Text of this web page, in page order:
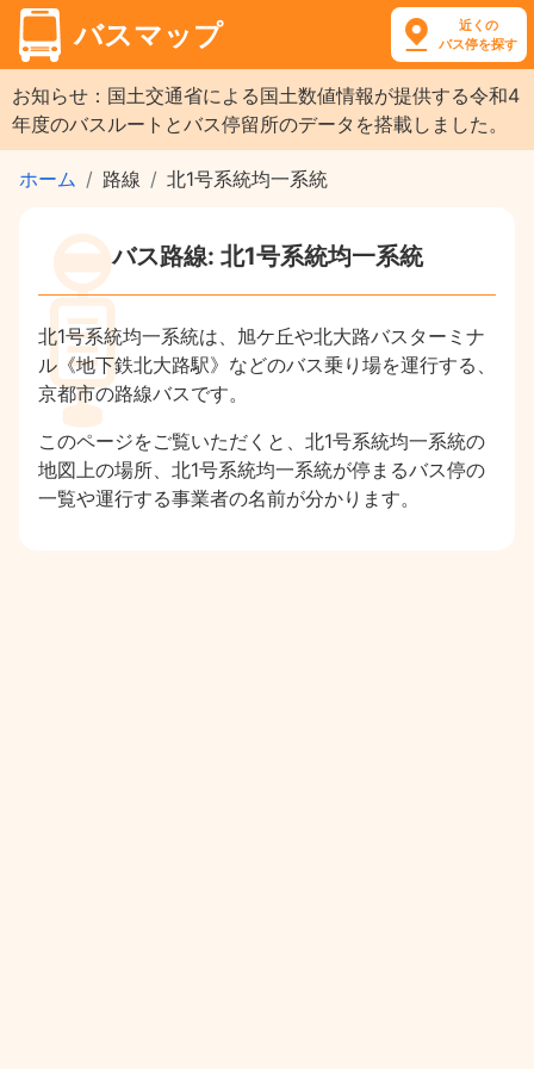
バスマップ
近くの
バス停を探す
お知らせ：国土交通省による国土数値情報が提供する令和4
年度のバスルートとバス停留所のデータを搭載しました。
ホーム 路線 北1号系統均一系統
バス路線: 北1号系統均一系統
北1号系統均一系統は、旭ケ丘や北大路バスターミナ
ル《地下鉄北大路駅》などのバス乗り場を運行する、
京都市の路線バスです。
このページをご覧いただくと、北1号系統均一系統の
地図上の場所、北1号系統均一系統が停まるバス停の
一覧や運行する事業者の名前が分かります。